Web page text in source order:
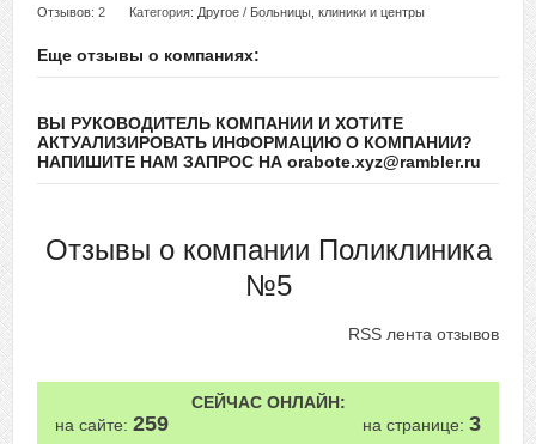
Отзывов: 2 Категория: Другое / Больницы, клиники и центры
Еще отзывы о компаниях:
ВЫ РУКОВОДИТЕЛЬ КОМПАНИИ И ХОТИТЕ
АКТУАЛИЗИРОВАТЬ ИНФОРМАЦИЮ О КОМПАНИИ?
НАПИШИТЕ НАМ ЗАПРОС НА orabote.xyz@rambler.ru
Отзывы о компании Поликлиника
№5
RSS лента отзывов
СЕЙЧАС ОНЛАЙН:
на сайте: 259 на странице: 3